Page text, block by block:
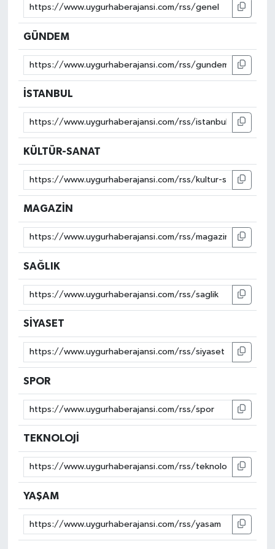
GÜNDEM
İSTANBUL
KÜLTÜR-SANAT
MAGAZİN
SAĞLIK
SİYASET
SPOR
TEKNOLOJİ
YAŞAM